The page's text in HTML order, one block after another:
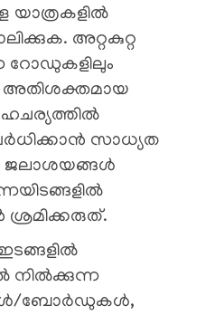
യാത്രകളിൽ
അറ്റകുറ്റ
റോഡുകളിലും
അതിശക്തമായ
സാധ്യത
ജലാശയങ്ങൾ
ശ്രമിക്കരുത്.
നിൽക്കുന്ന
ബോർഡുകൾ,